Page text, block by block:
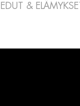
EDUT & ELÄMYKSET